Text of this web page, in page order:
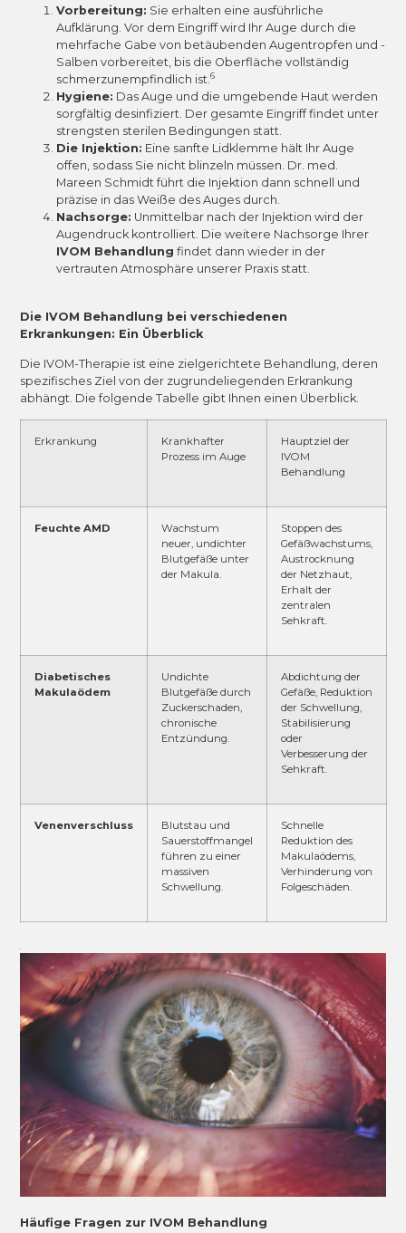
Vorbereitung: Sie erhalten eine ausführliche
Aufklärung. Vor dem Eingriff wird Ihr Auge durch die
mehrfache Gabe von betäubenden Augentropfen und -
Salben vorbereitet, bis die Oberfläche vollständig
schmerzunempfindlich ist.6
Hygiene: Das Auge und die umgebende Haut werden
sorgfältig desinfiziert. Der gesamte Eingriff findet unter
strengsten sterilen Bedingungen statt.
Die Injektion: Eine sanfte Lidklemme hält Ihr Auge
offen, sodass Sie nicht blinzeln müssen. Dr. med.
Mareen Schmidt führt die Injektion dann schnell und
präzise in das Weiße des Auges durch.
Nachsorge: Unmittelbar nach der Injektion wird der
Augendruck kontrolliert. Die weitere Nachsorge Ihrer
IVOM Behandlung findet dann wieder in der
vertrauten Atmosphäre unserer Praxis statt.
Die IVOM Behandlung bei verschiedenen
Erkrankungen: Ein Überblick
Die IVOM-Therapie ist eine zielgerichtete Behandlung, deren
spezifisches Ziel von der zugrundeliegenden Erkrankung
abhängt. Die folgende Tabelle gibt Ihnen einen Überblick.
Erkrankung
Krankhafter
Prozess im Auge
Hauptziel der
IVOM
Behandlung
Feuchte AMD
Wachstum
neuer, undichter
Blutgefäße unter
der Makula.
Stoppen des
Gefäßwachstums,
Austrocknung
der Netzhaut,
Erhalt der
zentralen
Sehkraft.
Diabetisches
Makulaödem
Undichte
Blutgefäße durch
Zuckerschaden,
chronische
Entzündung.
Abdichtung der
Gefäße, Reduktion
der Schwellung,
Stabilisierung
oder
Verbesserung der
Sehkraft.
Venenverschluss
Blutstau und
Sauerstoffmangel
führen zu einer
massiven
Schwellung.
Schnelle
Reduktion des
Makulaödems,
Verhinderung von
Folgeschäden.
Häufige Fragen zur IVOM Behandlung